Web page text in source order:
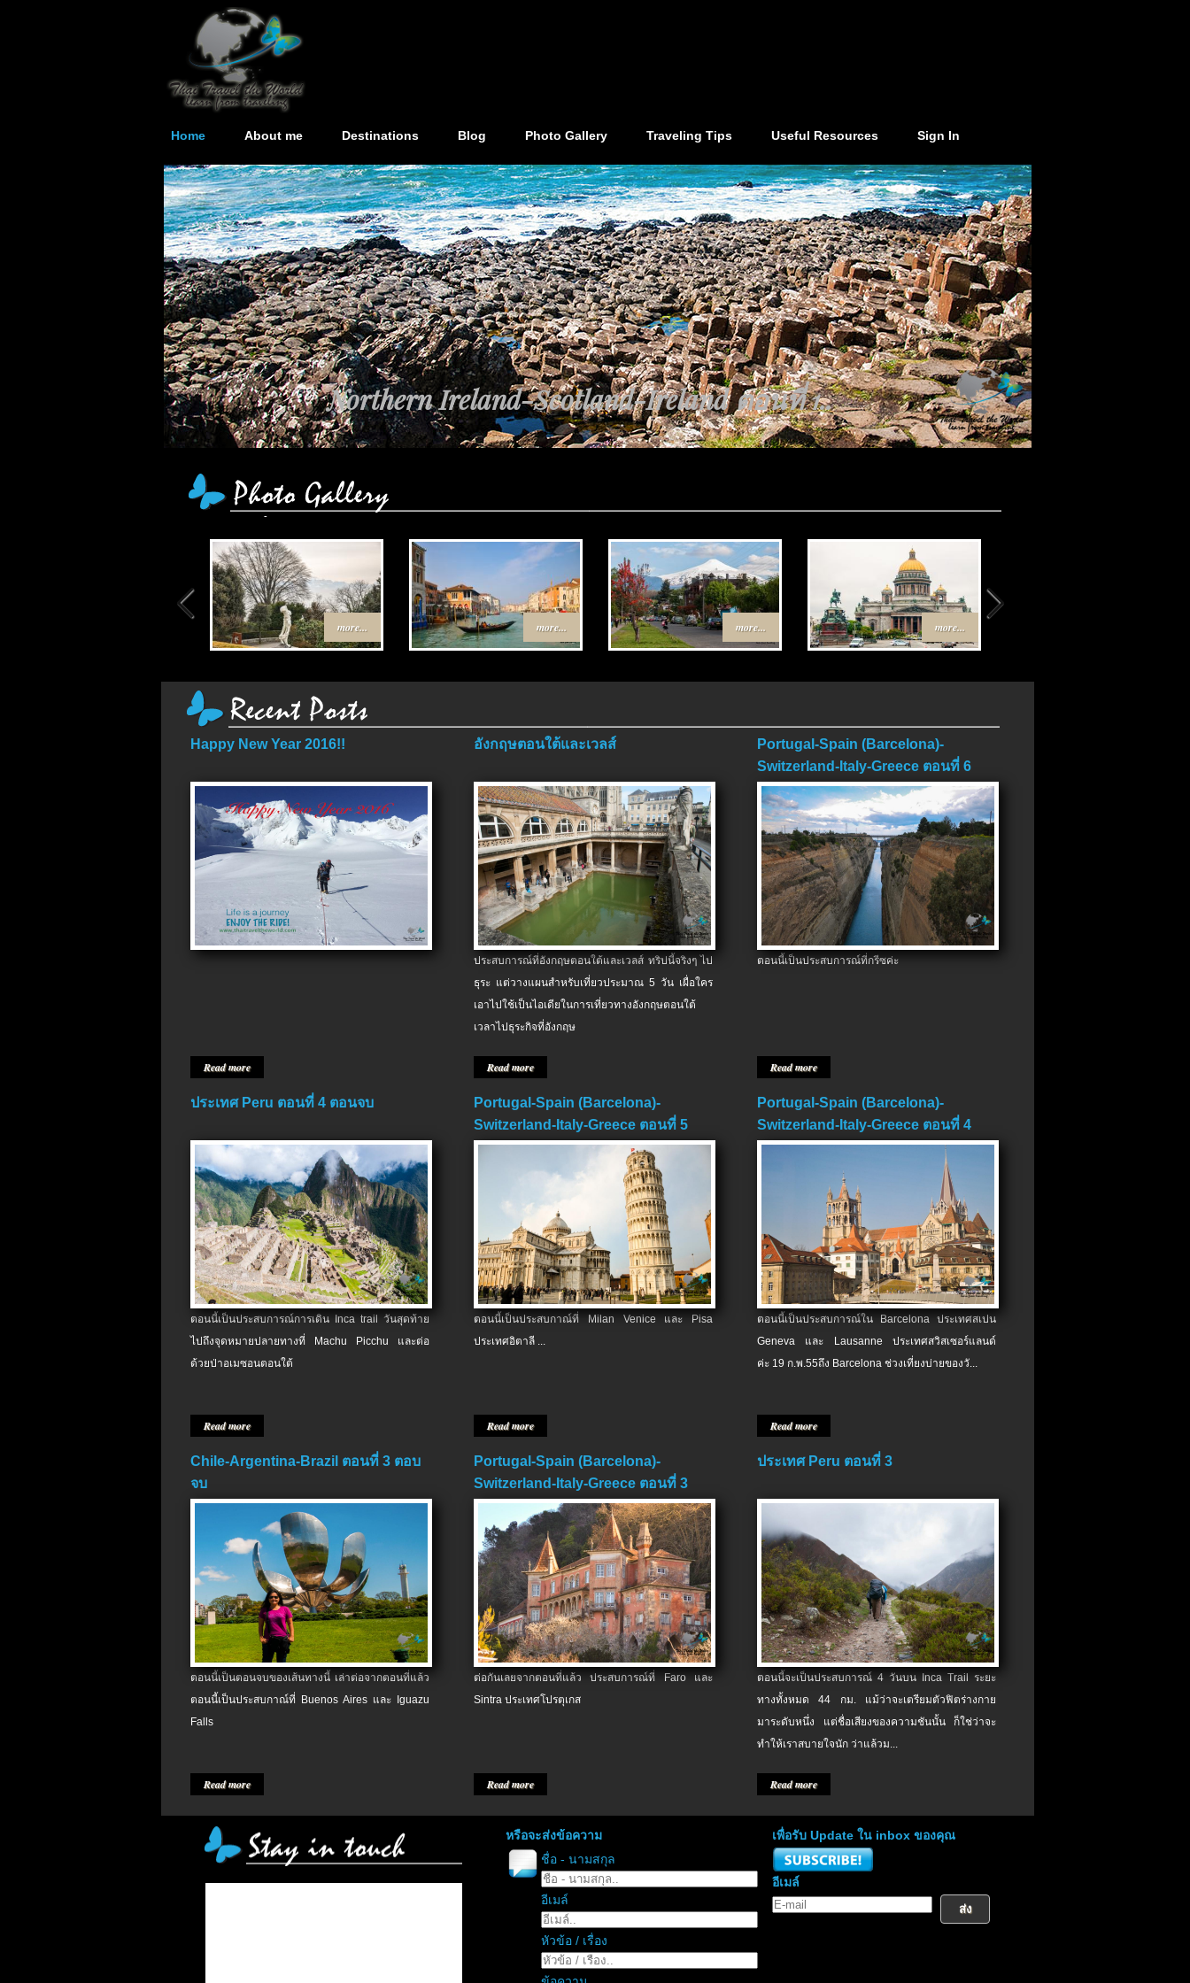
Home About me Destinations Blog Photo Gallery Traveling Tips Useful Resources Sign In
Northern Ireland-Scotland-Ireland ตอนที่ 1..
เส้นทาง Egypt-Jordan ตอนที่ 4 ตอนจบ..
more... more... more... more...
Happy New Year 2016!!
Read more
อังกฤษตอนใต้และเวลส์
ประสบการณ์ที่อังกฤษตอนใต้และเวลส์ ทริปนี้จริงๆ ไป
ธุระ แต่วางแผนสำหรับเที่ยวประมาณ 5 วัน เผื่อใคร
เอาไปใช้เป็นไอเดียในการเที่ยวทางอังกฤษตอนใต้
เวลาไปธุระกิจที่อังกฤษ
Read more
Portugal-Spain (Barcelona)-
Switzerland-Italy-Greece ตอนที่ 6
ตอนจบ
ตอนนี้เป็นประสบการณ์ที่กรีซค่ะ
Read more
ประเทศ Peru ตอนที่ 4 ตอนจบ
ตอนนี้เป็นประสบการณ์การเดิน Inca trail วันสุดท้าย
ไปถึงจุดหมายปลายทางที่ Machu Picchu และต่อ
ด้วยป่าอเมซอนตอนใต้
Read more
Portugal-Spain (Barcelona)-
Switzerland-Italy-Greece ตอนที่ 5
ตอนนี้เป็นประสบกาณ์ที่ Milan Venice และ Pisa
ประเทศอิตาลี ...
Read more
Portugal-Spain (Barcelona)-
Switzerland-Italy-Greece ตอนที่ 4
ตอนนี้เป็นประสบการณ์ใน Barcelona ประเทศสเปน
Geneva และ Lausanne ประเทศสวิสเซอร์แลนด์
ค่ะ 19 ก.พ.​55ถึง Barcelona ช่วงเที่ยงบ่ายของวั...
Read more
Chile-Argentina-Brazil ตอนที่ 3 ตอบ
จบ
ตอนนี้เป็นตอนจบของเส้นทางนี้ เล่าต่อจากตอนที่แล้ว
ตอนนี้เป็นประสบกาณ์ที่ Buenos Aires และ Iguazu
Falls
Read more
Portugal-Spain (Barcelona)-
Switzerland-Italy-Greece ตอนที่ 3
ต่อกันเลยจากตอนที่แล้ว ประสบการณ์ที่ Faro และ
Sintra ประเทศโปรตุเกส
Read more
ประเทศ Peru ตอนที่ 3
ตอนนี้จะเป็นประสบการณ์ 4 วันบน Inca Trail ระยะ
ทางทั้งหมด 44 กม. แม้ว่าจะเตรียมตัวฟิตร่างกาย
มาระดับหนึ่ง แต่ชื่อเสียงของความชันนั้น ก็ใช่ว่าจะ
ทำให้เราสบายใจนัก ว่าแล้วม...
Read more
หรือจะส่งข้อความ
ชื่อ - นามสกุล
อีเมล์
หัวข้อ / เรื่อง
เพื่อรับ Update ใน inbox ของคุณ
อีเมล์
ส่ง